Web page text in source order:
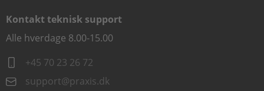
Kontakt teknisk support
Alle hverdage 8.00-15.00
+45 70 23 26 72
support@praxis.dk